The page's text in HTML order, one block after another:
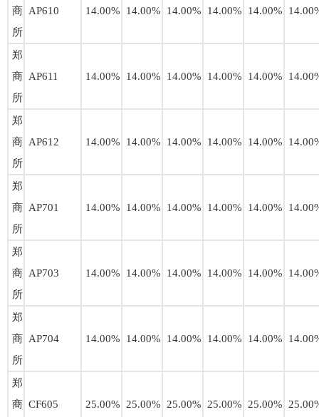
商
所
AP610 14.00% 14.00% 14.00% 14.00% 14.00%
郑
商
所
AP611 14.00% 14.00% 14.00% 14.00% 14.00%
郑
商
所
AP612 14.00% 14.00% 14.00% 14.00% 14.00%
郑
商
所
AP701 14.00% 14.00% 14.00% 14.00% 14.00%
郑
商
所
AP703 14.00% 14.00% 14.00% 14.00% 14.00%
郑
商
所
AP704 14.00% 14.00% 14.00% 14.00% 14.00%
郑
商 CF605 25.00% 25.00% 25.00% 25.00% 25.00%